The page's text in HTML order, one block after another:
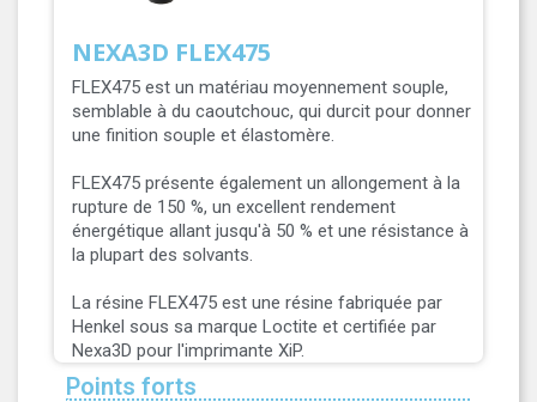
NEXA3D FLEX475
FLEX475 est un matériau moyennement souple,
semblable à du caoutchouc, qui durcit pour donner
une finition souple et élastomère.
FLEX475 présente également un allongement à la
rupture de 150 %, un excellent rendement
énergétique allant jusqu'à 50 % et une résistance à
la plupart des solvants.
La résine FLEX475 est une résine fabriquée par
Henkel sous sa marque Loctite et certifiée par
Nexa3D pour l'imprimante XiP.
Points forts